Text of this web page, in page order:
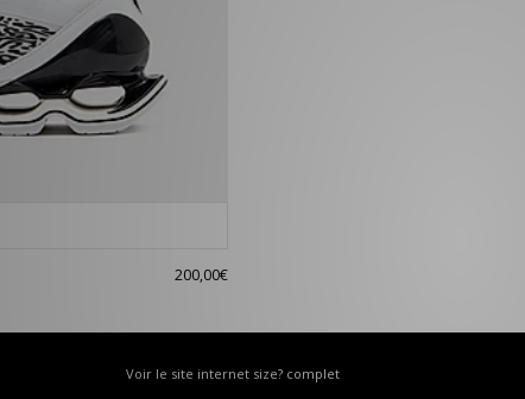
200,00€
Voir le site internet size? complet